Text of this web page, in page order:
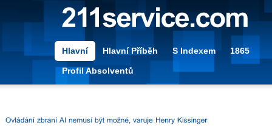
Hlavní Hlavní Příběh S Indexem 1865
Profil Absolventů